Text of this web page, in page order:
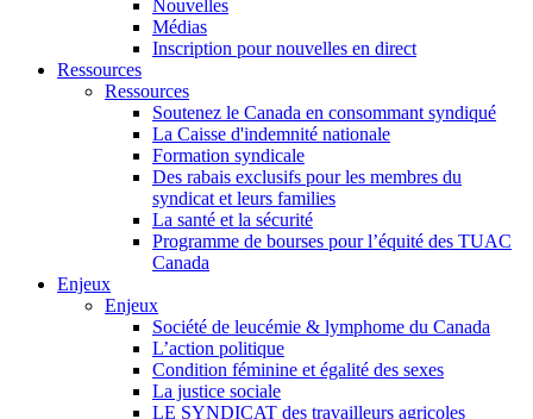
Nouvelles
Médias
Inscription pour nouvelles en direct
Ressources
Ressources
Soutenez le Canada en consommant syndiqué
La Caisse d'indemnité nationale
Formation syndicale
Des rabais exclusifs pour les membres du
syndicat et leurs families
La santé et la sécurité
Programme de bourses pour l’équité des TUAC
Canada
Enjeux
Enjeux
Société de leucémie & lymphome du Canada
L’action politique
Condition féminine et égalité des sexes
La justice sociale
LE SYNDICAT des travailleurs agricoles